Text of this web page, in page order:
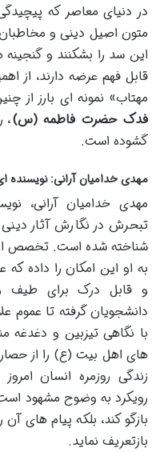
در دنیای معاصر که
متون اصیل دینی و مخاطبان
این سد را بشکنند و گنجینه
قابل فهم عرضه دارند، از
مهتاب» نمونه ای بارز از
فدک حضرت فاطمه (س)،
گشوده است.
مهدی خدامیان آرانی: نویسنده
مهدی خدامیان آرانی،
تبحرش در نگارش آثار
شناخته شده است. تخصص
به او این امکان را داده
و قابل درک برای طیف
دانشجویان گرفته تا عموم
با نگاهی تیزبین و دغدغه
های اهل بیت (ع) را از
زندگی روزمره انسان
رویکرد به وضوح مشهود
بازگو کند، بلکه پیام های
بازتعریف نماید.